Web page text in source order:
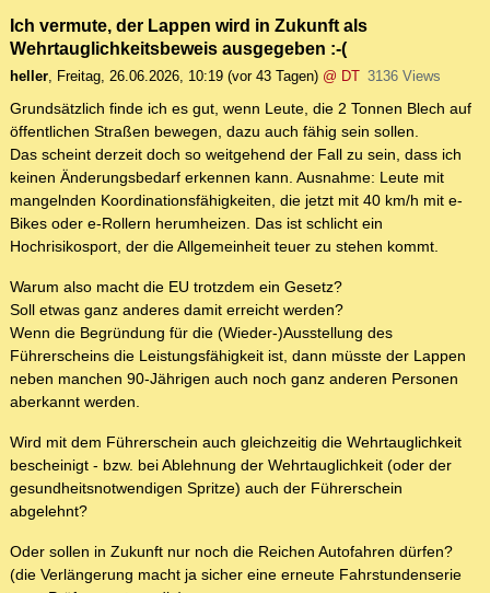
Ich vermute, der Lappen wird in Zukunft als
Wehrtauglichkeitsbeweis ausgegeben :-(
heller, Freitag, 26.06.2026, 10:19 (vor 43 Tagen) @ DT 3136 Views
Grundsätzlich finde ich es gut, wenn Leute, die 2 Tonnen Blech auf
öffentlichen Straßen bewegen, dazu auch fähig sein sollen.
Das scheint derzeit doch so weitgehend der Fall zu sein, dass ich
keinen Änderungsbedarf erkennen kann. Ausnahme: Leute mit
mangelnden Koordinationsfähigkeiten, die jetzt mit 40 km/h mit e-
Bikes oder e-Rollern herumheizen. Das ist schlicht ein
Hochrisikosport, der die Allgemeinheit teuer zu stehen kommt.
Warum also macht die EU trotzdem ein Gesetz?
Soll etwas ganz anderes damit erreicht werden?
Wenn die Begründung für die (Wieder-)Ausstellung des
Führerscheins die Leistungsfähigkeit ist, dann müsste der Lappen
neben manchen 90-Jährigen auch noch ganz anderen Personen
aberkannt werden.
Wird mit dem Führerschein auch gleichzeitig die Wehrtauglichkeit
bescheinigt - bzw. bei Ablehnung der Wehrtauglichkeit (oder der
gesundheitsnotwendigen Spritze) auch der Führerschein
abgelehnt?
Oder sollen in Zukunft nur noch die Reichen Autofahren dürfen?
(die Verlängerung macht ja sicher eine erneute Fahrstundenserie